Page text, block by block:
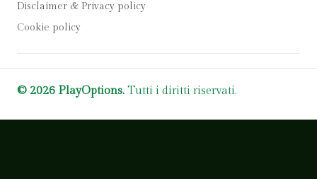
Disclaimer & Privacy policy
Cookie policy
© 2026 PlayOptions. Tutti i diritti riservati.